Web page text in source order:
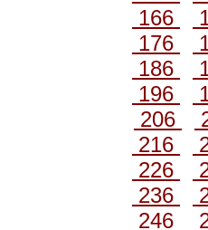
166
176
186
196
206
216
226
236
246